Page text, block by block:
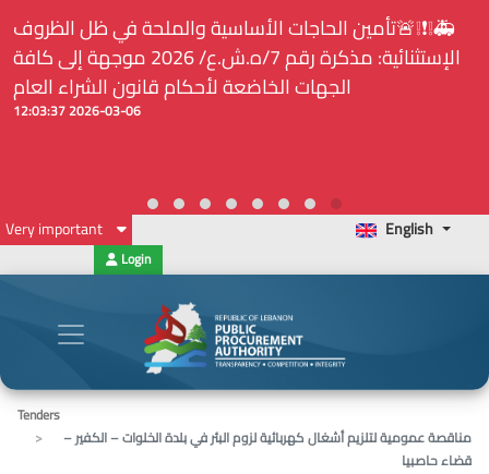
⚠️... ويكون النشر إلزامياً على المنصة الإلكترونيّة المركزيّة
لدى هيئة الشراء العام... الخ. (المادة 109 : الشفافية)
2026-02-24 13:48:11
Very important English
Login
Tenders
مناقصة عمومية لتلزيم أشغال كهربائية لزوم البئر في بلدة الخلوات – الكفير –
قضاء حاصبيا